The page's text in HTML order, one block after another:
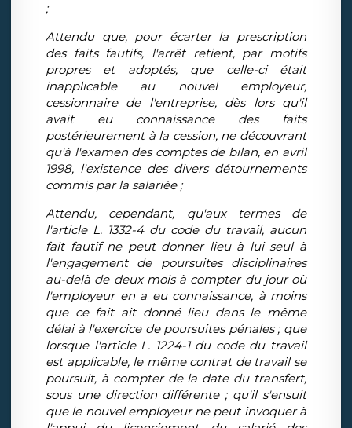
;
Attendu que, pour écarter la prescription
des faits fautifs, l'arrêt retient, par motifs
propres et adoptés, que celle-ci était
inapplicable au nouvel employeur,
cessionnaire de l'entreprise, dès lors qu'il
avait eu connaissance des faits
postérieurement à la cession, ne découvrant
qu'à l'examen des comptes de bilan, en avril
1998, l'existence des divers détournements
commis par la salariée ;
Attendu, cependant, qu'aux termes de
l'article L. 1332-4 du code du travail, aucun
fait fautif ne peut donner lieu à lui seul à
l'engagement de poursuites disciplinaires
au-delà de deux mois à compter du jour où
l'employeur en a eu connaissance, à moins
que ce fait ait donné lieu dans le même
délai à l'exercice de poursuites pénales ; que
lorsque l'article L. 1224-1 du code du travail
est applicable, le même contrat de travail se
poursuit, à compter de la date du transfert,
sous une direction différente ; qu'il s'ensuit
que le nouvel employeur ne peut invoquer à